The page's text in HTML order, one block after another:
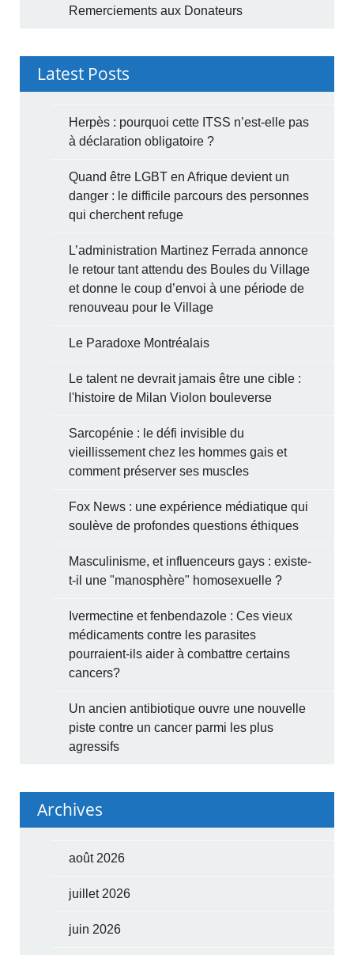
Remerciements aux Donateurs
Latest Posts
Herpès : pourquoi cette ITSS n’est-elle pas
à déclaration obligatoire ?
Quand être LGBT en Afrique devient un
danger : le difficile parcours des personnes
qui cherchent refuge
L’administration Martinez Ferrada annonce
le retour tant attendu des Boules du Village
et donne le coup d’envoi à une période de
renouveau pour le Village
Le Paradoxe Montréalais
Le talent ne devrait jamais être une cible :
l'histoire de Milan Violon bouleverse
Sarcopénie : le défi invisible du
vieillissement chez les hommes gais et
comment préserver ses muscles
Fox News : une expérience médiatique qui
soulève de profondes questions éthiques
Masculinisme, et influenceurs gays : existe-
t-il une "manosphère" homosexuelle ?
Ivermectine et fenbendazole : Ces vieux
médicaments contre les parasites
pourraient-ils aider à combattre certains
cancers?
Un ancien antibiotique ouvre une nouvelle
piste contre un cancer parmi les plus
agressifs
Archives
août 2026
juillet 2026
juin 2026